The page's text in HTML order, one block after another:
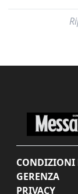
CONDIZIONI
GERENZA
PRIVACY